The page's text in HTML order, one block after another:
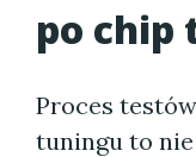
po chip
Proces
tuningu to